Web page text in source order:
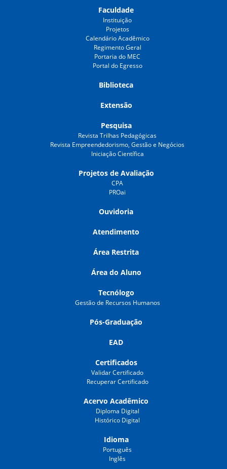
Faculdade
Instituição
Projetos
Calendário Acadêmico
Regimento Geral
Portaria do MEC
Portal do Egresso
Biblioteca
Extensão
Pesquisa
Revista Trilhas Pedagógicas
Revista Empreendedorismo, Gestão e Negócios
Iniciação Científica
Projetos de Avaliação
CPA
PROai
Ouvidoria
Atendimento
Área Restrita
Área do Aluno
Tecnólogo
Gestão de Recursos Humanos
Pós-Graduação
EAD
Certificados
Validar Certificado
Recuperar Certificado
Acervo Acadêmico
Diploma Digital
Histórico Digital
Idioma
Português
Inglês